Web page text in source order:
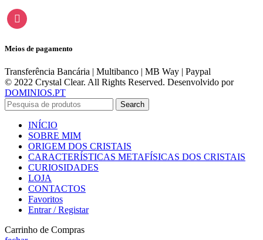
instagram
Meios de pagamento
Transferência Bancária | Multibanco | MB Way | Paypal
© 2022 Crystal Clear. All Rights Reserved. Desenvolvido por
DOMINIOS.PT
Search
INÍCIO
SOBRE MIM
ORIGEM DOS CRISTAIS
CARACTERÍSTICAS METAFÍSICAS DOS CRISTAIS
CURIOSIDADES
LOJA
CONTACTOS
Favoritos
Entrar / Registar
Carrinho de Compras